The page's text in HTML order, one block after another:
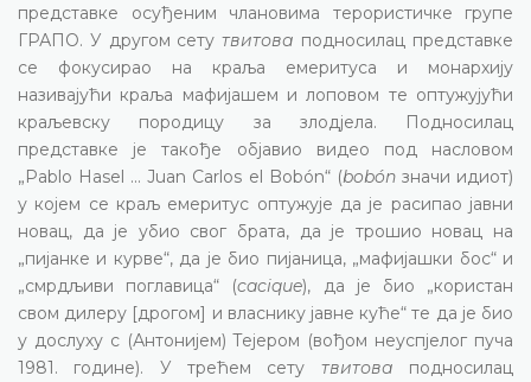
представке осуђеним члановима терористичке групе
ГРАПО. У другом сетутвитова подносилац представке
се фокусирао на краља емеритуса и монархију
називајући краља мафијашем и лоповом те оптужујући
краљевску породицу за злодјела. Подносилац
представке је такође објавио видео под насловом
„Pablo Hasel ... Juan Carlos el Bobón“ (bobón значи идиот)
у којем се краљ емеритус оптужује да је расипао јавни
новац, да је убио свог брата, да је трошио новац на
„пијанке и курве“, да је био пијаница, „мафијашки бос“ и
„смрдљиви поглавица“ (cacique), да је био „користан
свом дилеру [дрогом] и власнику јавне куће“ те да је био
у дослуху с (Антонијем) Тејером (вођом неуспјелог пуча
1981. године). У трећем сету твитова подносилац